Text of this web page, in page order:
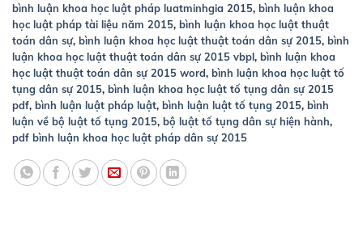
bình luận khoa học luật pháp luatminhgia 2015, bình luận khoa
học luật pháp tài liệu năm 2015, bình luận khoa học luật thuật
toán dân sự, bình luận khoa học luật thuật toán dân sự 2015, bình
luận khoa học luật thuật toán dân sự 2015 vbpl, bình luận khoa
học luật thuật toán dân sự 2015 word, bình luận khoa học luật tố
tụng dân sự 2015, bình luận khoa học luật tố tụng dân sự 2015
pdf, bình luận luật pháp luật, bình luận luật tố tụng 2015, bình
luận về bộ luật tố tụng 2015, bộ luật tố tụng dân sự hiện hành,
pdf bình luận khoa học luật pháp dân sự 2015